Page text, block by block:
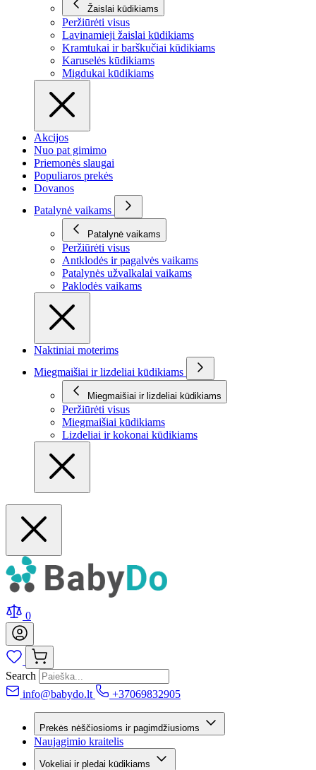
Žaislai kūdikiams
Peržiūrėti visus
Lavinamieji žaislai kūdikiams
Kramtukai ir barškučiai kūdikiams
Karuselės kūdikiams
Migdukai kūdikiams
Akcijos
Nuo pat gimimo
Priemonės slaugai
Populiaros prekės
Dovanos
Patalynė vaikams
Patalynė vaikams
Peržiūrėti visus
Antklodės ir pagalvės vaikams
Patalynės užvalkalai vaikams
Paklodės vaikams
Naktiniai moterims
Miegmaišiai ir lizdeliai kūdikiams
Miegmaišiai ir lizdeliai kūdikiams
Peržiūrėti visus
Miegmaišiai kūdikiams
Lizdeliai ir kokonai kūdikiams
0
Search
info@babydo.lt
+37069832905
Prekės nėščiosioms ir pagimdžiusioms
Naujagimio kraitelis
Vokeliai ir pledai kūdikiams